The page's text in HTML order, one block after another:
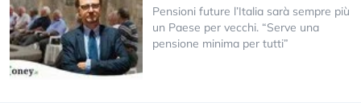
Pensioni future l’Italia sarà sempre più
un Paese per vecchi. “Serve una
pensione minima per tutti”